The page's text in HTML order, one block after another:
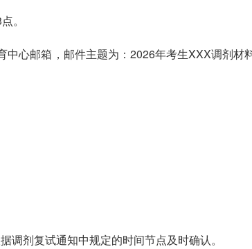
。
心邮箱，邮件主题为：2026年考生XXX调剂材
剂复试通知中规定的时间节点及时确认。